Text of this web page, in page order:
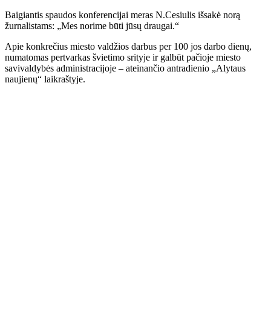
Baigiantis spaudos konferencijai meras N.Cesiulis išsakė norą
žurnalistams: „Mes norime būti jūsų draugai.“
Apie konkrečius miesto valdžios darbus per 100 jos darbo dienų,
numatomas pertvarkas švietimo srityje ir galbūt pačioje miesto
savivaldybės administracijoje – ateinančio antradienio „Alytaus
naujienų“ laikraštyje.